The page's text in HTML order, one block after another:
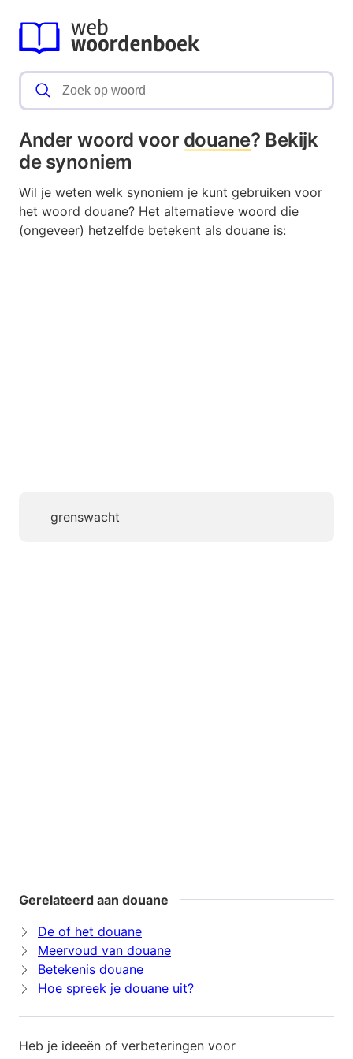
Ander woord voor douane? Bekijk
de synoniem
Wil je weten welk synoniem je kunt gebruiken voor
het woord douane? Het alternatieve woord die
(ongeveer) hetzelfde betekent als douane is:
grenswacht
Gerelateerd aan douane
De of het douane
Meervoud van douane
Betekenis douane
Hoe spreek je douane uit?
Heb je ideeën of verbeteringen voor